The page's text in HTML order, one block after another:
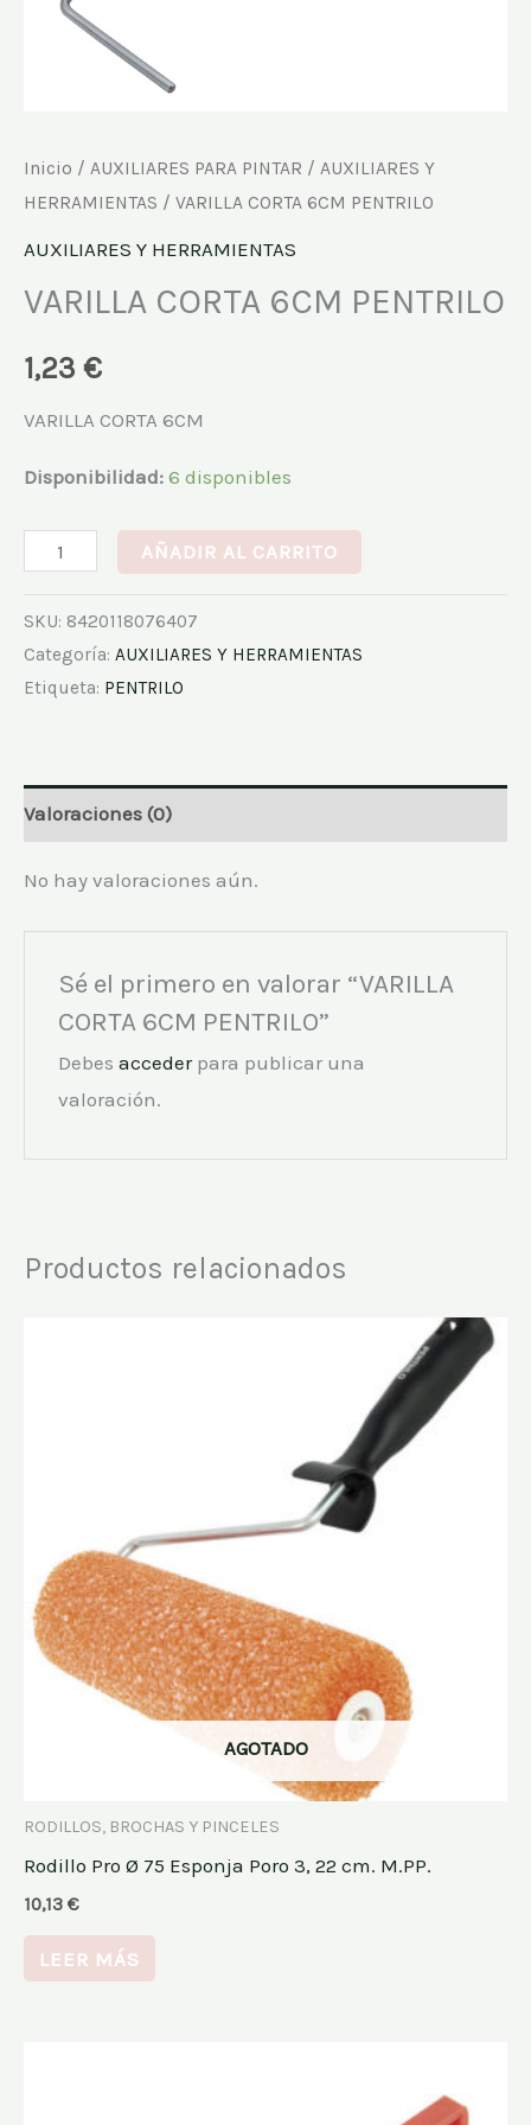
Inicio / AUXILIARES PARA PINTAR / AUXILIARES Y
HERRAMIENTAS / VARILLA CORTA 6CM PENTRILO
AUXILIARES Y HERRAMIENTAS
VARILLA CORTA 6CM PENTRILO
1,23 €
VARILLA CORTA 6CM
Disponibilidad: 6 disponibles
AÑADIR AL CARRITO
SKU: 8420118076407
Categoría: AUXILIARES Y HERRAMIENTAS
Etiqueta: PENTRILO
Valoraciones (0)
No hay valoraciones aún.
Sé el primero en valorar “VARILLA
CORTA 6CM PENTRILO”
Debesaccederpara publicar una
valoración.
Productos relacionados
AGOTADO
RODILLOS, BROCHAS Y PINCELES
Rodillo Pro Ø 75 Esponja Poro 3, 22 cm. M.PP.
10,13 €
LEER MÁS